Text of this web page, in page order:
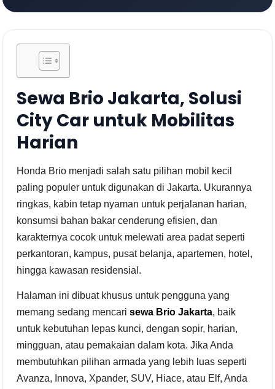
Sewa Brio Jakarta, Solusi
City Car untuk Mobilitas
Harian
Honda Brio menjadi salah satu pilihan mobil kecil
paling populer untuk digunakan di Jakarta. Ukurannya
ringkas, kabin tetap nyaman untuk perjalanan harian,
konsumsi bahan bakar cenderung efisien, dan
karakternya cocok untuk melewati area padat seperti
perkantoran, kampus, pusat belanja, apartemen, hotel,
hingga kawasan residensial.
Halaman ini dibuat khusus untuk pengguna yang
memang sedang mencarisewa Brio Jakarta, baik
untuk kebutuhan lepas kunci, dengan sopir, harian,
mingguan, atau pemakaian dalam kota. Jika Anda
membutuhkan pilihan armada yang lebih luas seperti
Avanza, Innova, Xpander, SUV, Hiace, atau Elf, Anda